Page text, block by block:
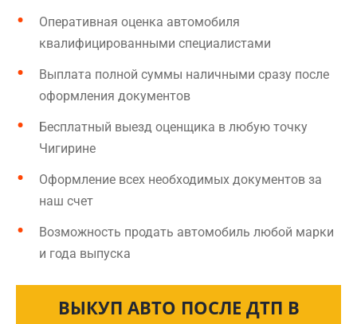
Оперативная оценка автомобиля
квалифицированными специалистами
Выплата полной суммы наличными сразу после
оформления документов
Бесплатный выезд оценщика в любую точку
Чигирине
Оформление всех необходимых документов за
наш счет
Возможность продать автомобиль любой марки
и года выпуска
ВЫКУП АВТО ПОСЛЕ ДТП В